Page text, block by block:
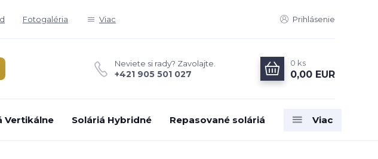
Fotogaléria Viac Prihlásenie
Neviete si rady? Zavolajte.
+421 905 501 027
0 ks
0,00 EUR
Vertikálne Soláriá Hybridné Repasované soláriá Viac